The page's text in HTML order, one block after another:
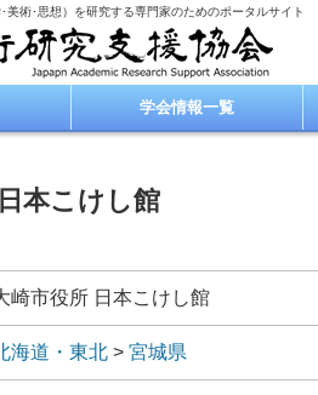
美術･思想）を研究する専門家のためのポータルサイト
学会情報一覧
本こけし館
崎市役所 日本こけし館
海道・東北 > 宮城県